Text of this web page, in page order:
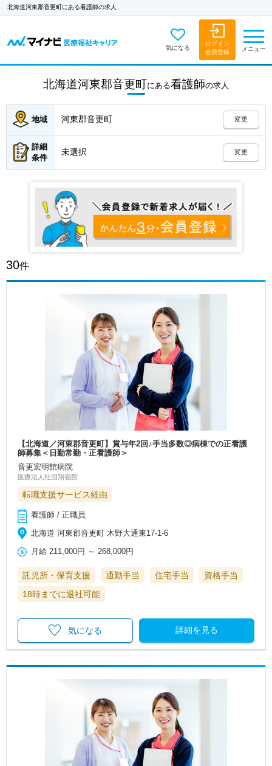
北海道河東郡音更町にある看護師の求人
気になる
ログイン
会員登録
メニュー
北海道河東郡音更町にある看護師の求人
地域 河東郡音更町 変更
詳細
条件
未選択 変更
30件
【北海道／河東郡音更町】賞与年2回♪手当多数◎病棟での正看護
師募集＜日勤常勤・正看護師＞
音更宏明館病院
医療法人社団翔嶺館
転職支援サービス経由
看護師 / 正職員
北海道 河東郡音更町 木野大通東17-1-6
月給 211,000円 ～ 268,000円
託児所・保育支援 通勤手当 住宅手当
資格手当
18時までに退社可能
詳細を見る
気になる